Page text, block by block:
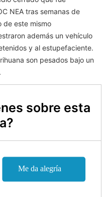
NEA tras semanas de
de este mismo
además un vehículo
y al estupefaciente.
son pesados bajo un
sobre esta